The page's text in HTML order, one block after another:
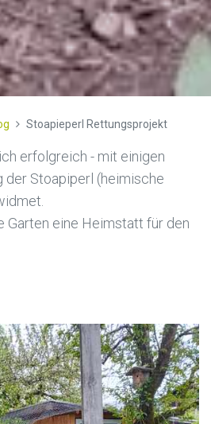
Stoapieperl Rettungsprojekt
erfolgreich - mit einigen
der Stoapiperl (heimische
Garten eine Heimstatt für den